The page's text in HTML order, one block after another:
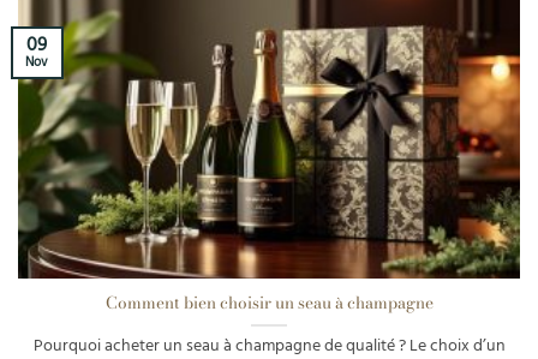
Comment bien choisir un seau à champagne
Pourquoi acheter un seau à champagne de qualité ? Le choix d’un
09
Nov